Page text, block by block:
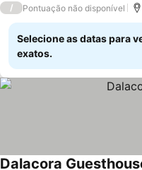
/ Pontuação não disponível
Selecione as datas para
exatos.
Dalacora